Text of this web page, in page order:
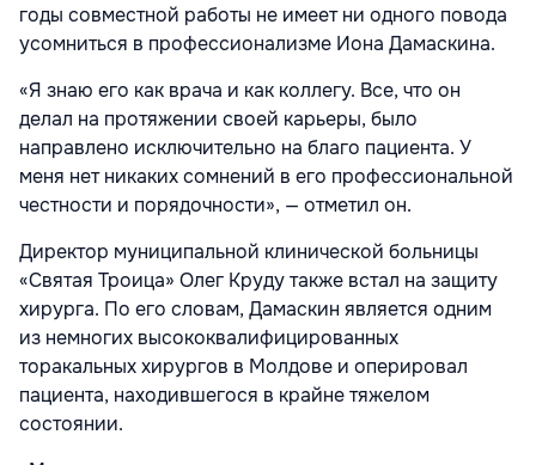
годы совместной работы не имеет ни одного повода
усомниться в профессионализме Иона Дамаскина.
«Я знаю его как врача и как коллегу. Все, что он
делал на протяжении своей карьеры, было
направлено исключительно на благо пациента. У
меня нет никаких сомнений в его профессиональной
честности и порядочности», — отметил он.
Директор муниципальной клинической больницы
«Святая Троица» Олег Круду также встал на защиту
хирурга. По его словам, Дамаскин является одним
из немногих высококвалифицированных
торакальных хирургов в Молдове и оперировал
пациента, находившегося в крайне тяжелом
состоянии.